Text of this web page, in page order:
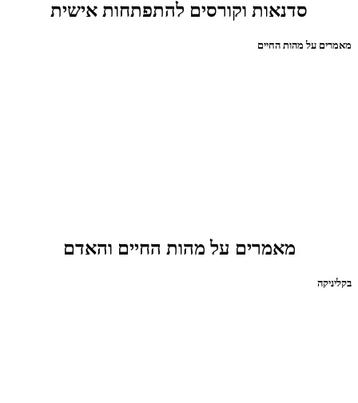
סדנאות וקורסים להתפתחות אישית
מאמרים על מהות החיים
מאמרים על מהות החיים והאדם
בקליניקה